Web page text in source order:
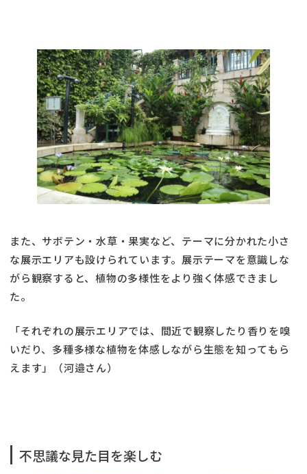
また、サボテン・水草・果実など、テーマに分かれた小さ
な展示エリアも設けられています。展示テーマを意識しな
がら観察すると、植物の多様性をより強く体感できまし
た。
「それぞれの展示エリアでは、間近で観察したり香りを嗅
いだり、多種多様な植物を体感しながら生態を知ってもら
えます」（河邉さん）
不思議な見た目を楽しむ